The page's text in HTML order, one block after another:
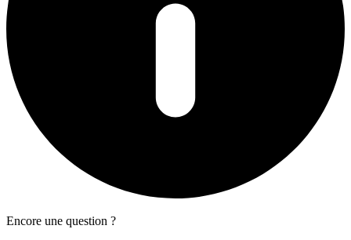
Encore une question ?